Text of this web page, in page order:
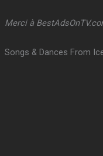
Merci à
Songs & Dances From